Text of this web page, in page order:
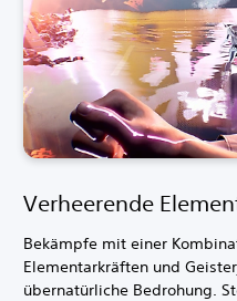
Verheerende
Bekämpfe mit einer
Elementarkräften und
übernatürliche Bedrohung.